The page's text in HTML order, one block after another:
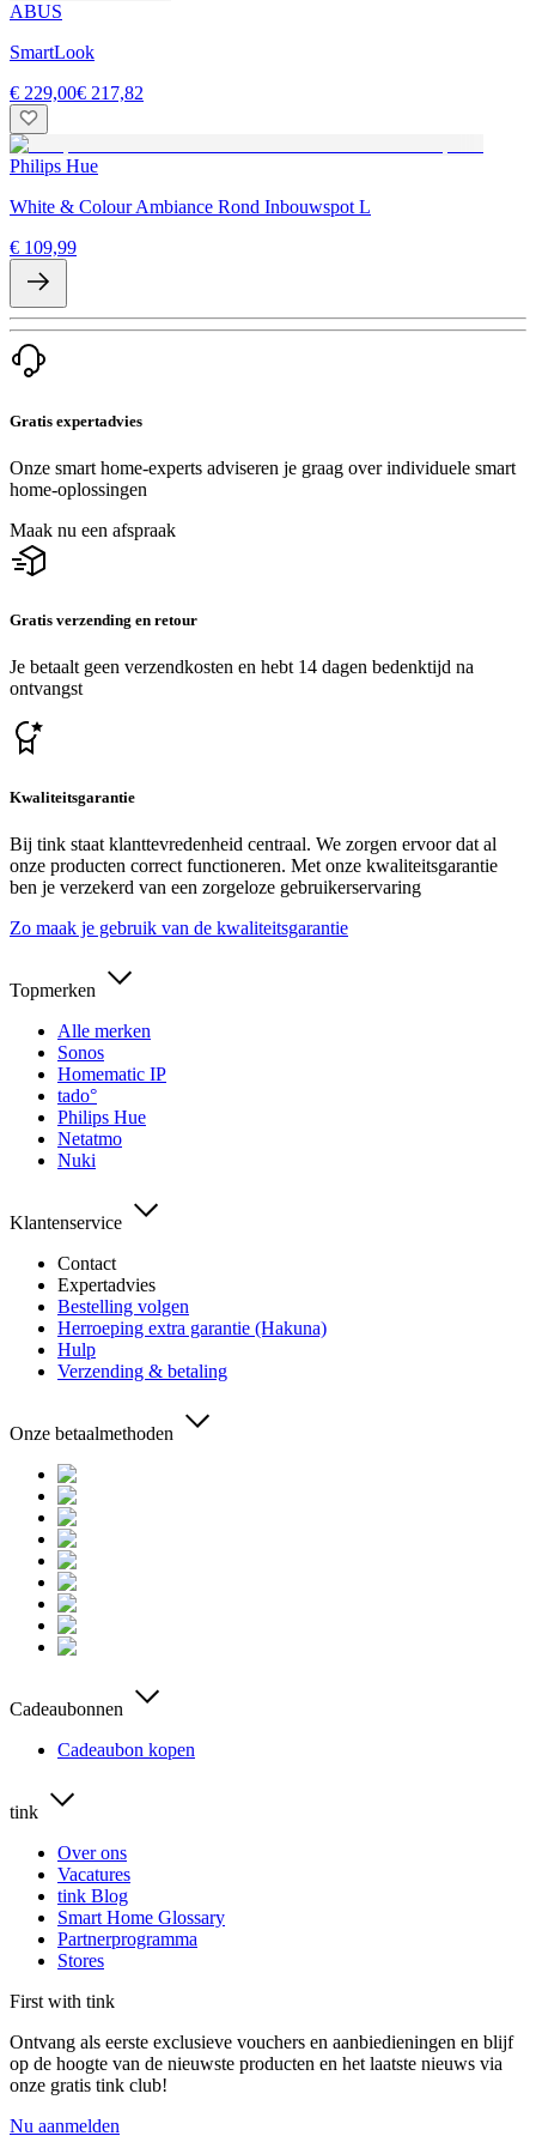
ABUS
SmartLook
€ 229,00€ 217,82
Philips Hue
White & Colour Ambiance Rond Inbouwspot L
€ 109,99
Gratis expertadvies
Onze smart home-experts adviseren je graag over individuele smart
home-oplossingen
Maak nu een afspraak
Gratis verzending en retour
Je betaalt geen verzendkosten en hebt 14 dagen bedenktijd na
ontvangst
Kwaliteitsgarantie
Bij tink staat klanttevredenheid centraal. We zorgen ervoor dat al
onze producten correct functioneren. Met onze kwaliteitsgarantie
ben je verzekerd van een zorgeloze gebruikerservaring
Zo maak je gebruik van de kwaliteitsgarantie
Topmerken
Alle merken
Sonos
Homematic IP
tado°
Philips Hue
Netatmo
Nuki
Klantenservice
Contact
Expertadvies
Bestelling volgen
Herroeping extra garantie (Hakuna)
Hulp
Verzending & betaling
Onze betaalmethoden
Cadeaubonnen
Cadeaubon kopen
tink
Over ons
Vacatures
tink Blog
Smart Home Glossary
Partnerprogramma
Stores
First with tink
Ontvang als eerste exclusieve vouchers en aanbiedieningen en blijf
op de hoogte van de nieuwste producten en het laatste nieuws via
onze gratis tink club!
Nu aanmelden